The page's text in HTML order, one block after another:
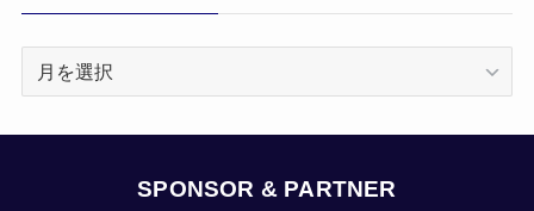
SPONSOR & PARTNER